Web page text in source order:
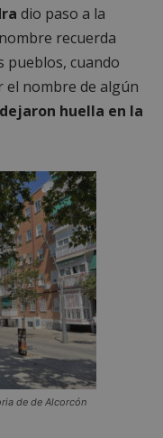
dio paso a la
recuerda
pueblos, cuando
el nombre de algún
huella en la
de de Alcorcón